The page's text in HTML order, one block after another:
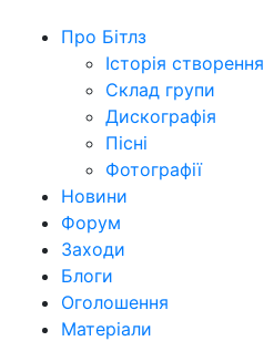
Про Бітлз
Історія створення
Склад групи
Дискографія
Пісні
Фотографії
Новини
Форум
Заходи
Блоги
Оголошення
Матеріали